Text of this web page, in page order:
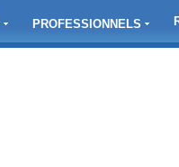
PROFESSIONNELS